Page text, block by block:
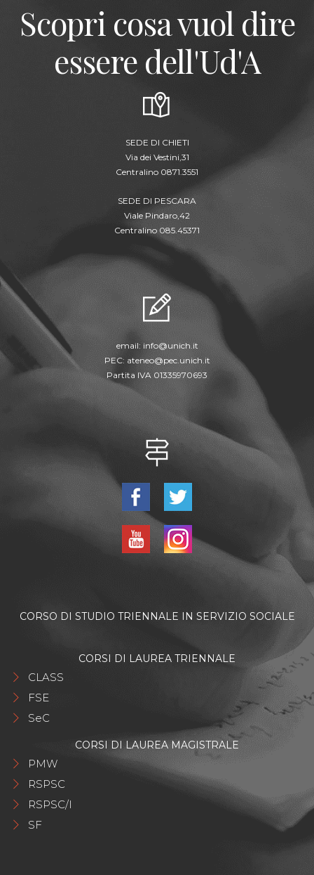
Scopri cosa vuol dire
essere dell'Ud'A
SEDE DI CHIETI
Via dei Vestini,31
Centralino 0871.3551
SEDE DI PESCARA
Viale Pindaro,42
Centralino 085.45371
email: info@unich.it
PEC: ateneo@pec.unich.it
Partita IVA 01335970693
CORSO DI STUDIO TRIENNALE IN SERVIZIO SOCIALE
CORSI DI LAUREA TRIENNALE
CLASS
FSE
SeC
CORSI DI LAUREA MAGISTRALE
PMW
RSPSC
RSPSC/I
SF